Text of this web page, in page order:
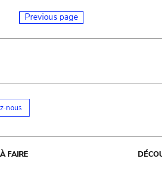
Previous page
nous
FAIRE